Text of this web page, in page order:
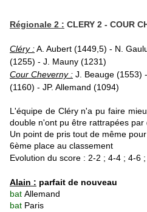
Régionale 2 : CLERY 2 - COUR
Cléry :A. Aubert (1449,5) - N.
(1255) - J. Mauny (1231)
Cour Cheverny : J. Beauge (1553)
(1160) - JP. Allemand (1094)
L'équipe de Cléry n'a pu faire
double n'ont pu être rattrapées par
Un point de pris tout de même pour
6ème place au classement
Evolution du score : 2-2 ; 4-4 ; 4-6
Alain : parfait de nouveau
bat Allemand
bat Paris